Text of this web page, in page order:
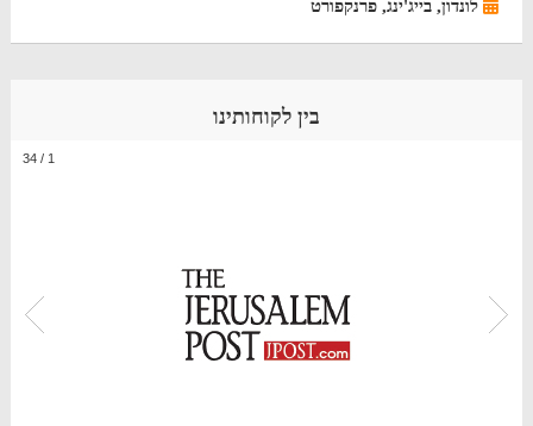
לונדון, בייג'ינג, פרנקפורט
בין לקוחותינו
1
/
34